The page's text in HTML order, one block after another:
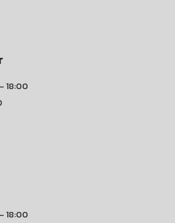
18:00
18:00